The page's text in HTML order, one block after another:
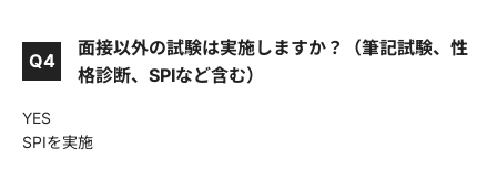
Q4
面接以外の試験は実施しますか？（筆記試験、性
格診断、SPIなど含む）
YES
SPIを実施